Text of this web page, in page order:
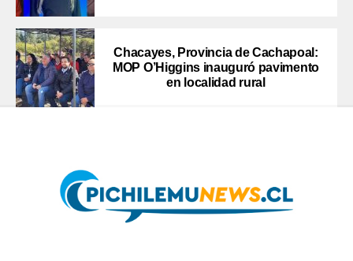
Chacayes, Provincia de Cachapoal:
MOP O’Higgins inauguró pavimento
en localidad rural